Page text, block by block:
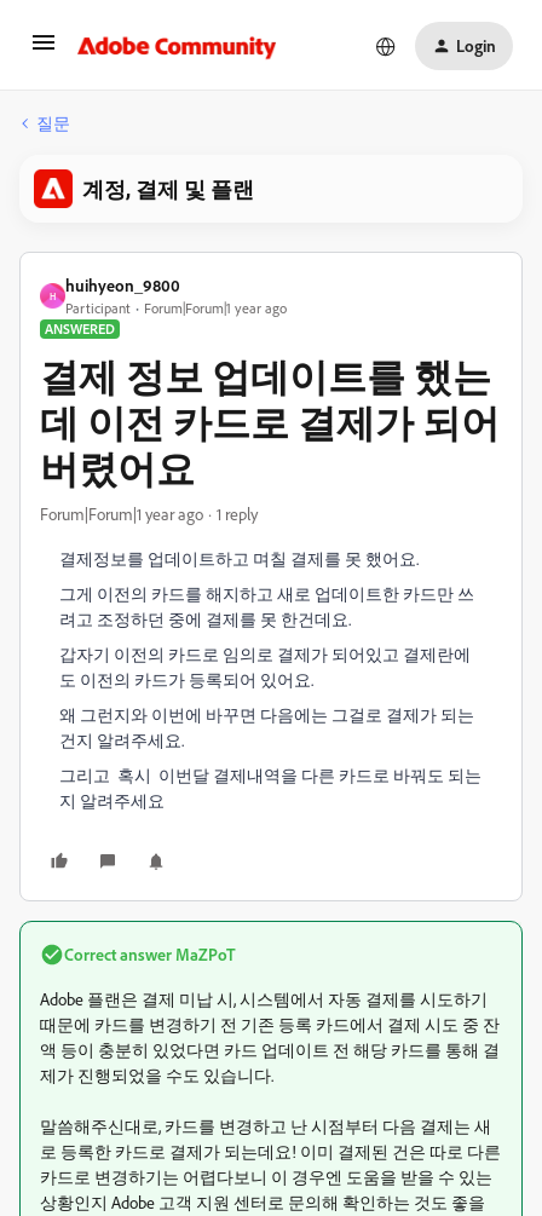
Login
질문
계정, 결제 및 플랜
H
huihyeon_9800
Participant
Forum|Forum|1 year ago
ANSWERED
결제 정보 업데이트를 했는
데 이전 카드로 결제가 되어
버렸어요
Forum|Forum|1 year ago 1 reply
결제정보를 업데이트하고 며칠 결제를 못 했어요.
그게 이전의 카드를 해지하고 새로 업데이트한 카드만 쓰
려고 조정하던 중에 결제를 못 한건데요.
갑자기 이전의 카드로 임의로 결제가 되어있고 결제란에
도 이전의 카드가 등록되어 있어요.
왜 그런지와 이번에 바꾸면 다음에는 그걸로 결제가 되는
건지 알려주세요.
그리고 혹시 이번달 결제내역을 다른 카드로 바꿔도 되는
지 알려주세요
Correct answer MaZPoT
Adobe 플랜은 결제 미납 시, 시스템에서 자동 결제를 시도하기
때문에 카드를 변경하기 전 기존 등록 카드에서 결제 시도 중 잔
액 등이 충분히 있었다면 카드 업데이트 전 해당 카드를 통해 결
제가 진행되었을 수도 있습니다.
말씀해주신대로, 카드를 변경하고 난 시점부터 다음 결제는 새
로 등록한 카드로 결제가 되는데요! 이미 결제된 건은 따로 다른
카드로 변경하기는 어렵다보니 이 경우엔 도움을 받을 수 있는
상황인지 Adobe 고객 지원 센터로 문의해 확인하는 것도 좋을